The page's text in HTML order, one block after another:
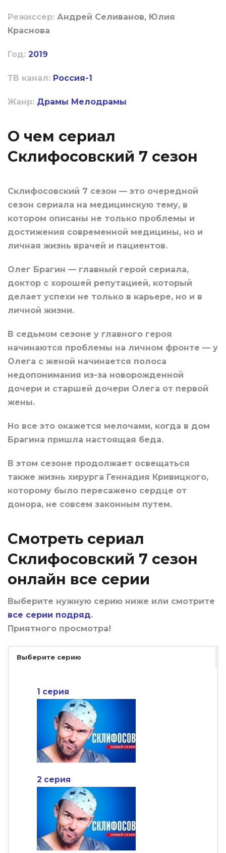
Режиссер: Андрей Селиванов, Юлия
Краснова
Год: 2019
ТВ канал: Россия-1
Жанр: Драмы Мелодрамы
О чем сериал
Склифосовский 7 сезон
Склифосовский 7 сезон — это очередной
сезон сериала на медицинскую тему, в
котором описаны не только проблемы и
достижения современной медицины, но и
личная жизнь врачей и пациентов.
Олег Брагин — главный герой сериала,
доктор с хорошей репутацией, который
делает успехи не только в карьере, но и в
личной жизни.
В седьмом сезоне у главного героя
начинаются проблемы на личном фронте — у
Олега с женой начинается полоса
недопонимания из-за новорожденной
дочери и старшей дочери Олега от первой
жены.
Но все это окажется мелочами, когда в дом
Брагина пришла настоящая беда.
В этом сезоне продолжает освещаться
также жизнь хирурга Геннадия Кривицкого,
которому было пересажено сердце от
донора, не совсем законным путем.
Смотреть сериал
Склифосовский 7 сезон
онлайн все серии
Выберите нужную серию ниже или смотрите
все серии подряд.
Приятного просмотра!
Выберите серию
1 серия
2 серия